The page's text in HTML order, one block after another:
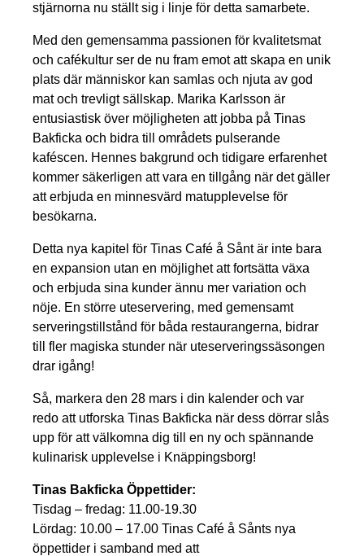
stjärnorna nu ställt sig i linje för detta samarbete.
Med den gemensamma passionen för kvalitetsmat
och cafékultur ser de nu fram emot att skapa en unik
plats där människor kan samlas och njuta av god
mat och trevligt sällskap. Marika Karlsson är
entusiastisk över möjligheten att jobba på Tinas
Bakficka och bidra till områdets pulserande
kaféscen. Hennes bakgrund och tidigare erfarenhet
kommer säkerligen att vara en tillgång när det gäller
att erbjuda en minnesvärd matupplevelse för
besökarna.
Detta nya kapitel för Tinas Café å Sånt är inte bara
en expansion utan en möjlighet att fortsätta växa
och erbjuda sina kunder ännu mer variation och
nöje. En större uteservering, med gemensamt
serveringstillstånd för båda restaurangerna, bidrar
till fler magiska stunder när uteserveringssäsongen
drar igång!
Så, markera den 28 mars i din kalender och var
redo att utforska Tinas Bakficka när dess dörrar slås
upp för att välkomna dig till en ny och spännande
kulinarisk upplevelse i Knäppingsborg!
Tinas Bakficka Öppettider:
Tisdag – fredag: 11.00-19.30
Lördag: 10.00 – 17.00 Tinas Café å Sånts nya
öppettider i samband med att